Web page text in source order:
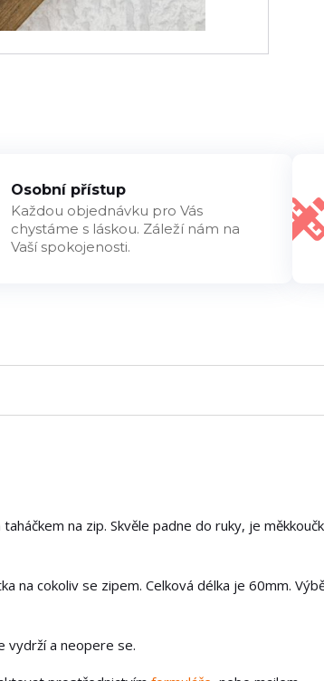
Osobní přístup
Každou objednávku pro Vás
chystáme s láskou. Záleží nám na
Vaší spokojenosti.
na zip. Skvěle padne do ruky, je
na cokoliv se zipem. Celková délka je 60mm.
vydrží a neopere se.